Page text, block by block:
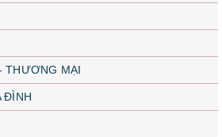
THƯƠNG MẠI
ĐÌNH